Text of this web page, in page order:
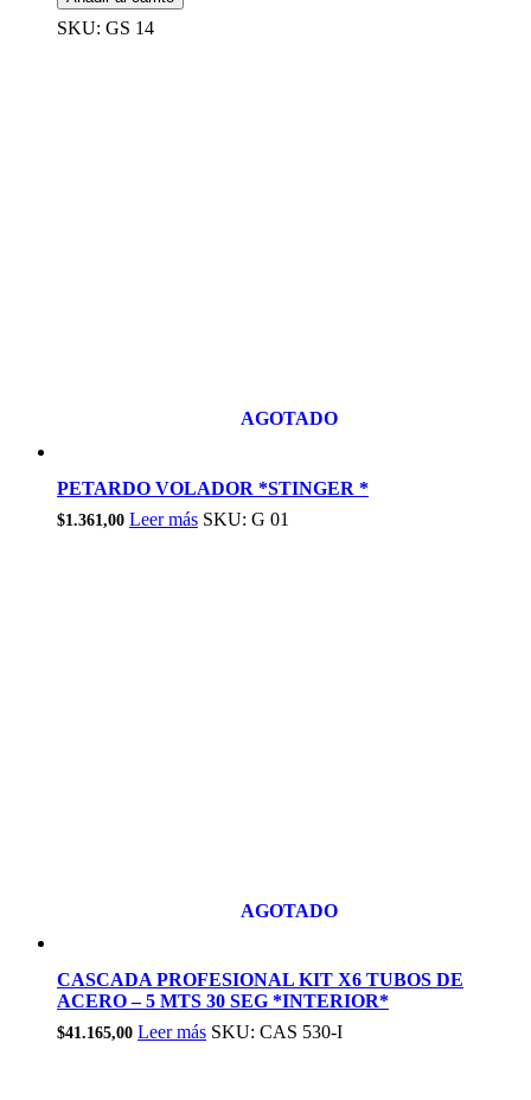
LUCES
SKU: GS 14
AGOTADO
PETARDO VOLADOR *STINGER *
$1.361,00 Leer más SKU: G 01
AGOTADO
CASCADA PROFESIONAL KIT X6 TUBOS DE
ACERO – 5 MTS 30 SEG *INTERIOR*
$41.165,00 Leer más SKU: CAS 530-I